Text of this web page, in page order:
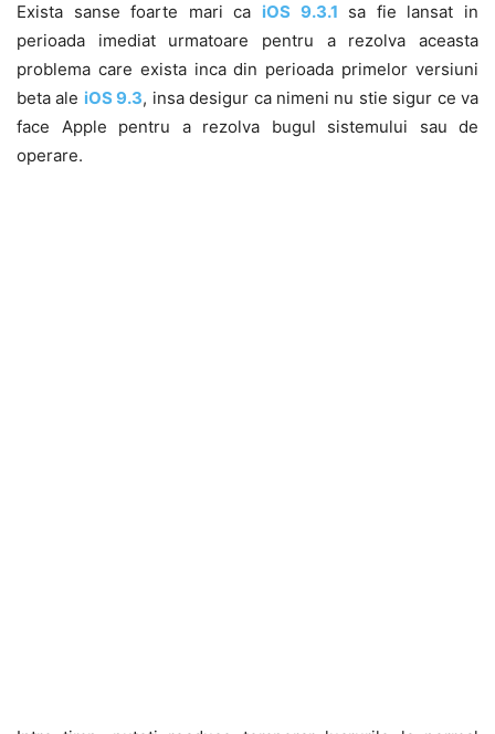
Exista sanse foarte mari ca iOS 9.3.1 sa fie lansat in
perioada imediat urmatoare pentru a rezolva aceasta
problema care exista inca din perioada primelor versiuni
beta ale iOS 9.3, insa desigur ca nimeni nu stie sigur ce va
face Apple pentru a rezolva bugul sistemului sau de
operare.